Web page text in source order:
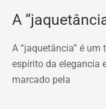
A
A “jaquetância” é
espírito da elegancia
marcado pela